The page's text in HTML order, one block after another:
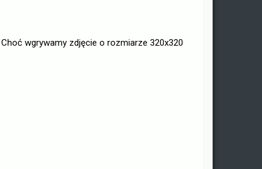
wgrywamy zdjęcie o rozmiarze 320x320